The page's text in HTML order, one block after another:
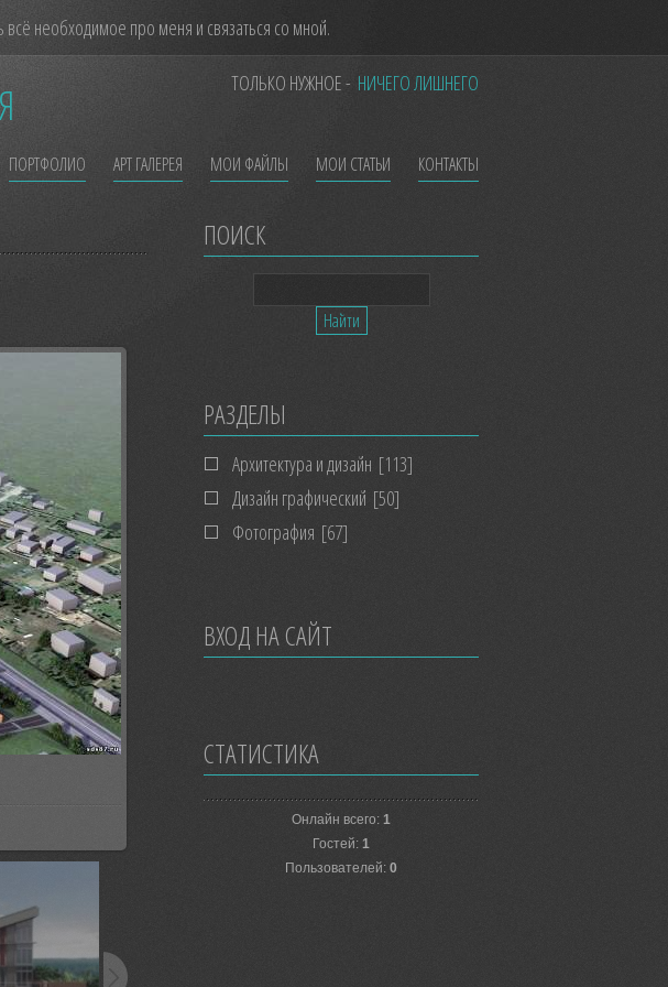
необходимое про меня и связаться со мной.
ТОЛЬКО НУЖНОЕ - НИЧЕГО ЛИШНЕГО
ПОРТФОЛИО АРТ ГАЛЕРЕЯ МОИ ФАЙЛЫ МОИ СТАТЬИ КОНТАКТЫ
ПОИСК
РАЗДЕЛЫ
Архитектура и дизайн [113]
Дизайн графический [50]
Фотография [67]
ВХОД НА САЙТ
СТАТИСТИКА
Онлайн всего: 1
Гостей: 1
Пользователей: 0